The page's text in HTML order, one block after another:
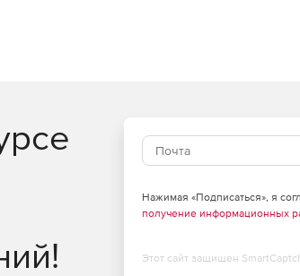
Нажимая «Подписаться», я
получение информационных
Этот сайт защищен